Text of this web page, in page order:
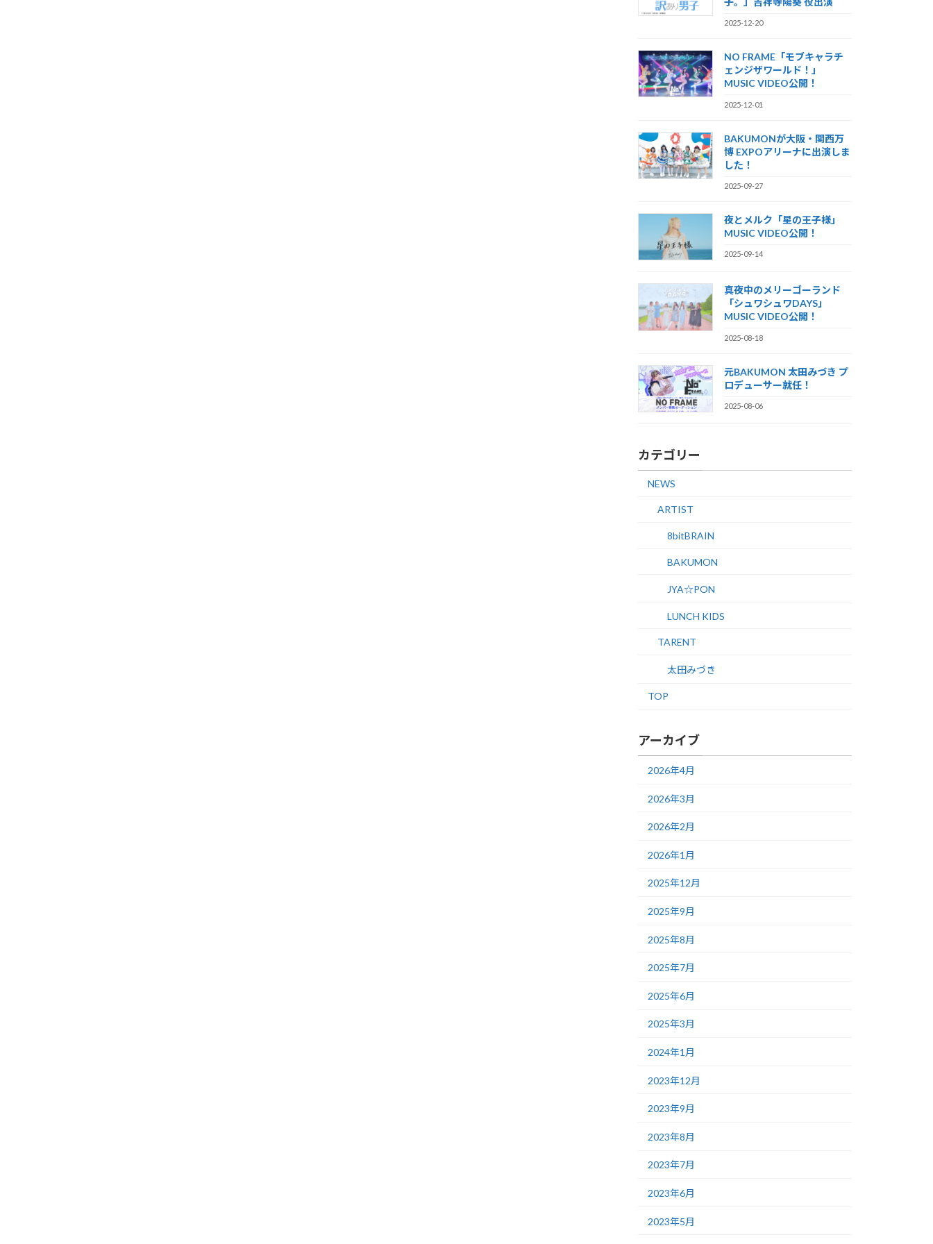
2025-12-20
NO FRAME「モブキャラチ
ェンジザワールド！」
MUSIC VIDEO公開！
2025-12-01
BAKUMONが大阪・関西万
博 EXPOアリーナに出演しま
した！
2025-09-27
夜とメルク「星の王子様」
MUSIC VIDEO公開！
2025-09-14
真夜中のメリーゴーランド
「シュワシュワDAYS」
MUSIC VIDEO公開！
2025-08-18
元BAKUMON 太田みづき プ
ロデューサー就任！
2025-08-06
カテゴリー
NEWS
ARTIST
8bitBRAIN
BAKUMON
JYA☆PON
LUNCH KIDS
TARENT
太田みづき
TOP
アーカイブ
2026年4月
2026年3月
2026年2月
2026年1月
2025年12月
2025年9月
2025年8月
2025年7月
2025年6月
2025年3月
2024年1月
2023年12月
2023年9月
2023年8月
2023年7月
2023年6月
2023年5月